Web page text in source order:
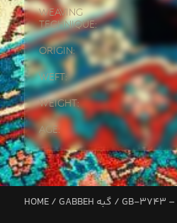
Weaving
Technique:
Origin:
Weft:
Weight:
Age:
HOME/ GABBEH گبه